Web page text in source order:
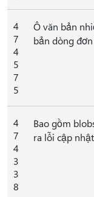
4
7
4
5
7
5
Ô văn bản
bản dòng
4
7
4
3
3
8
Bao gồm
ra lỗi cập